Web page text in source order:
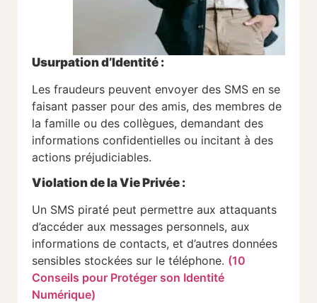
Usurpation d’Identité :
Les fraudeurs peuvent envoyer des SMS en se
faisant passer pour des amis, des membres de
la famille ou des collègues, demandant des
informations confidentielles ou incitant à des
actions préjudiciables.
Violation de la Vie Privée :
Un SMS piraté peut permettre aux attaquants
d’accéder aux messages personnels, aux
informations de contacts, et d’autres données
sensibles stockées sur le téléphone. (10
Conseils pour Protéger son Identité
Numérique)